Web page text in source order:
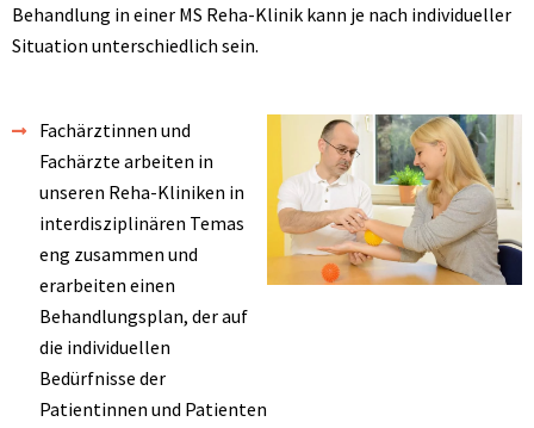
Behandlung in einer MS Reha-Klinik kann je nach individueller
Situation unterschiedlich sein.
Fachärztinnen und
Fachärzte arbeiten in
unseren Reha-Kliniken in
interdisziplinären Temas
eng zusammen und
erarbeiten einen
Behandlungsplan, der auf
die individuellen
Bedürfnisse der
Patientinnen und Patienten